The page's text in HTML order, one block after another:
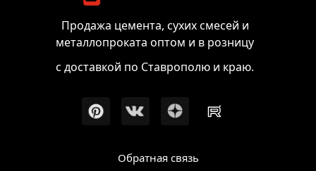
Продажа цемента, сухих смесей и
металлопроката оптом и в розницу
с доставкой по Ставрополю и краю.
Обратная связь